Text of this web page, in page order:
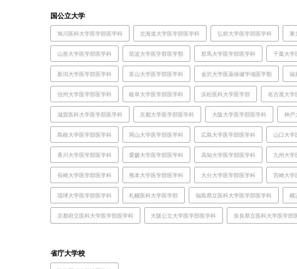
国公立大学
旭川医科大学医学部医学科 北海道大学医学部医学科 弘前大学医学部医学科 東
山形大学医学部医学科 筑波大学医学群医学類 群馬大学医学部医学科 千葉大学
新潟大学医学部医学科 富山大学医学部医学科 金沢大学医薬保健学域医学類 福
信州大学医学部医学科 岐阜大学医学部医学科 浜松医科大学医学部 名古屋大学
滋賀医科大学医学部医学科 京都大学医学部医学科 大阪大学医学部医学科 神戸
島根大学医学部医学科 岡山大学医学部医学科 広島大学医学部医学科 山口大学
香川大学医学部医学科 愛媛大学医学部医学科 高知大学医学部医学科 九州大学
長崎大学医学部医学科 熊本大学医学部医学科 大分大学医学部医学科 宮崎大学
琉球大学医学部医学科 札幌医科大学医学部 福島県立医科大学医学部医学科 横
京都府立医科大学医学部医学科 大阪公立大学医学部医学科 奈良県立医科大学医学部
省庁大学校